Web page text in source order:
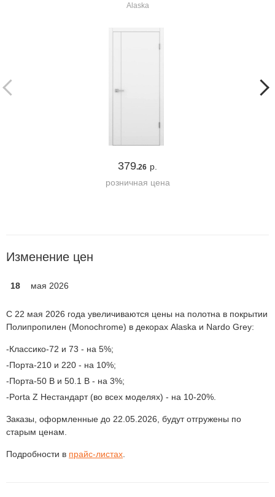
Alaska
379.26 р.
розничная цена
Изменение цен
18 мая 2026
С 22 мая 2026 года увеличиваются цены на полотна в покрытии
Полипропилен (Monochrome) в декорах Alaska и Nardo Grey:
Классико-72 и 73 - на 5%;
Порта-210 и 220 - на 10%;
Порта-50 B и 50.1 B - на 3%;
Porta Z Нестандарт (во всех моделях) - на 10-20%.
Заказы, оформленные до 22.05.2026, будут отгружены по
старым ценам.
Подробности в прайс-листах